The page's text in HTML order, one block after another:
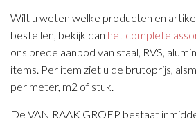
Wilt u weten welke producten en
bestellen, bekijk dan het complete
ons brede aanbod van staal, RVS,
items. Per item ziet u de brutoprijs,
per meter, m2 of stuk.
De VAN RAAK GROEP bestaat